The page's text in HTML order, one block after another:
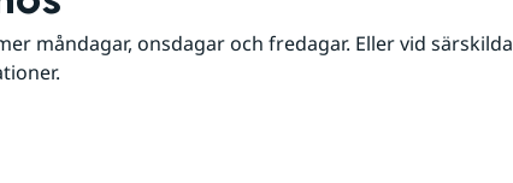
måndagar, onsdagar och fredagar. Eller vid särskilda